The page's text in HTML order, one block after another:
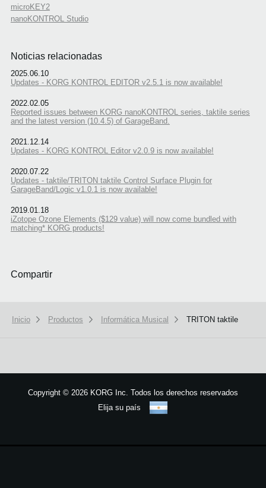
microKEY2
nanoKONTROL Studio
Noticias relacionadas
2025.06.10
Updates - KORG KONTROL EDITOR v2.5.1 is now available!
2022.02.05
Reported issues between KORG nanoKONTROL series, taktile series
and the latest version (10.4.5) of GarageBand.
2021.12.14
Updates - KORG KONTROL Editor v2.0.9 is now available!
2020.07.22
Updates - taktile/TRITON taktile Control Surface Plugin for
GarageBand/Logic v1.0.1 is now available!
2019.01.18
iZotope Ozone Elements ($129 value) will now come bundled with
matching* KORG products!
Compartir
Inicio Productos Informática Musical TRITON taktile
Copyright © 2026 KORG Inc. Todos los derechos reservados
Elija su país
Got it